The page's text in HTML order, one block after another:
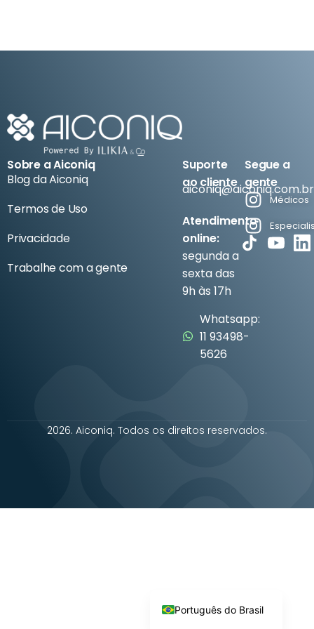
Sobre a Aiconiq
Blog da Aiconiq
Termos de Uso
Privacidade
Trabalhe com a gente
Suporte
ao cliente
aiconiq@aiconiq.com.br
Atendimento
online:
segunda a
sexta das
9h às 17h
Whatsapp:
11 93498-
5626
Segue a
gente
Médicos
2026. Aiconiq. Todos os direitos reservados.
Português do Brasil